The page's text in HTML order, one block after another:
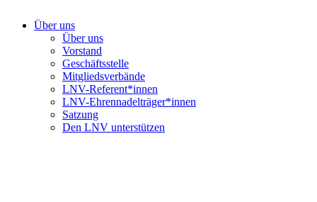
Über uns
Über uns
Vorstand
Geschäftsstelle
Mitgliedsverbände
LNV-Referent*innen
LNV-Ehrennadelträger*innen
Satzung
Den LNV unterstützen